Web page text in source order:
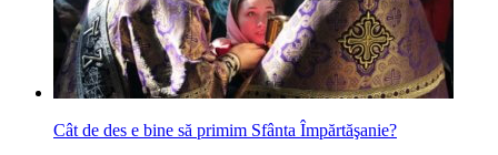
Cât de des e bine să primim Sfânta Împărtăşanie?